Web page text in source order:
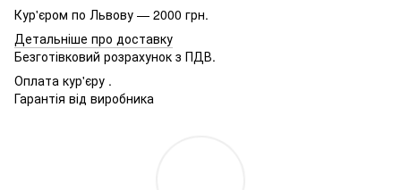
Кур'єром по Львову — 2000 грн.
Детальніше про доставку
Безготівковий розрахунок з ПДВ.
Оплата кур'єру .
Гарантія від виробника